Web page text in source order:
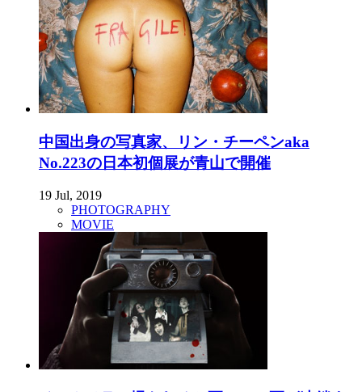
中国出身の写真家、リン・チーペンaka
No.223の日本初個展が青山で開催
19 Jul, 2019
PHOTOGRAPHY
MOVIE